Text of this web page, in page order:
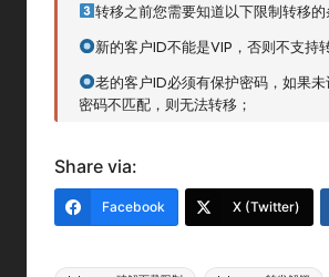
转移之前您需要知道以下限制转移的
新的客户ID不能是VIP，否则不支持
老的客户ID必须有保护密码，如果
密码不匹配，则无法转移；
Share via:
Facebook X (Twitter)
Tags: